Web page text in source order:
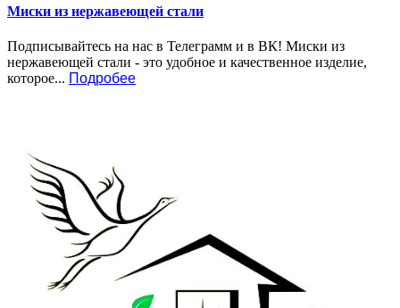
Миски из нержавеющей стали
Подписывайтесь на нас в Телеграмм и в ВК! Миски из
нержавеющей стали - это удобное и качественное изделие,
которое... Подробее